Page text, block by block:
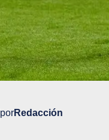
porRedacción